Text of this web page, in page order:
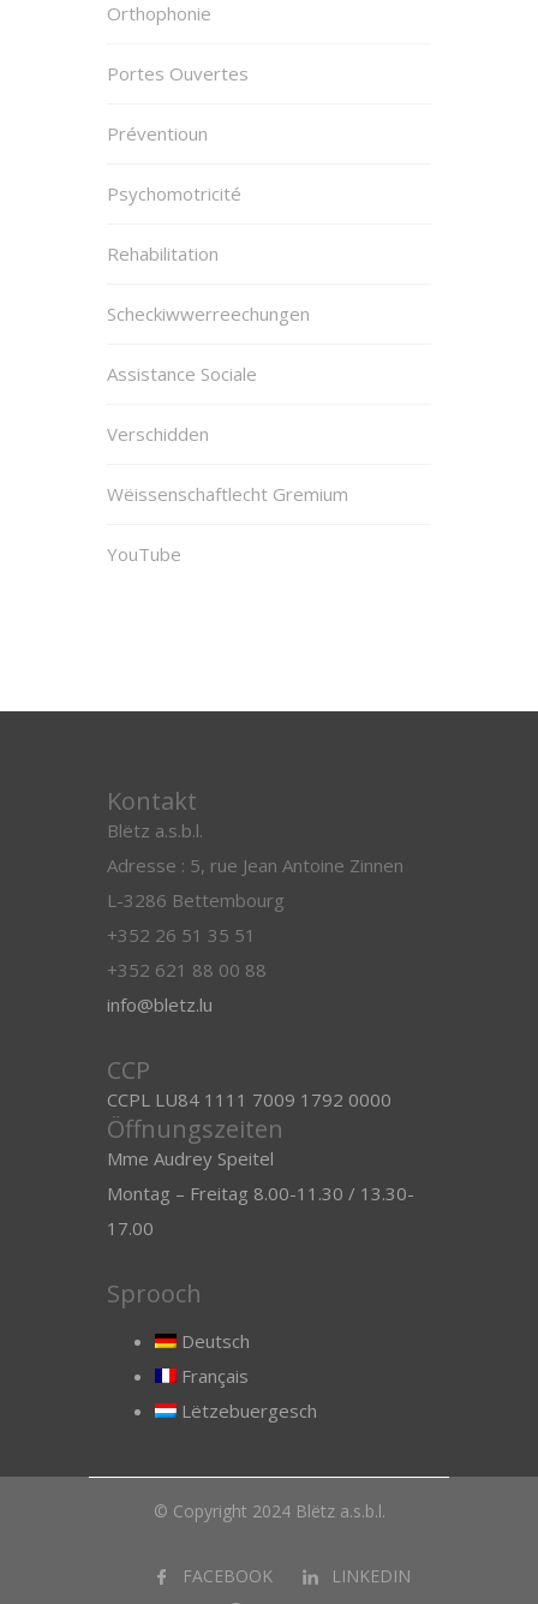
Orthophonie
Portes Ouvertes
Préventioun
Psychomotricité
Rehabilitation
Scheckiwwerreechungen
Assistance Sociale
Verschidden
Wëissenschaftlecht Gremium
YouTube
Kontakt
Blëtz a.s.b.l.
Adresse : 5, rue Jean Antoine Zinnen
L-3286 Bettembourg
+352 26 51 35 51
+352 621 88 00 88
info@bletz.lu
CCP
CCPL LU84 1111 7009 1792 0000
Öffnungszeiten
Mme Audrey Speitel
Montag – Freitag 8.00-11.30 / 13.30-
17.00
Sprooch
Deutsch
Français
Lëtzebuergesch
© Copyright 2024 Blëtz a.s.b.l.
FACEBOOK
LINKEDIN